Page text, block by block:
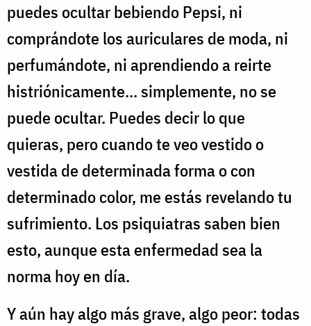
puedes ocultar bebiendo Pepsi, ni
comprándote los auriculares de moda, ni
perfumándote, ni aprendiendo a reirte
histriónicamente... simplemente, no se
puede ocultar. Puedes decir lo que
quieras, pero cuando te veo vestido o
vestida de determinada forma o con
determinado color, me estás revelando tu
sufrimiento. Los psiquiatras saben bien
esto, aunque esta enfermedad sea la
norma hoy en día.
Y aún hay algo más grave, algo peor: todas